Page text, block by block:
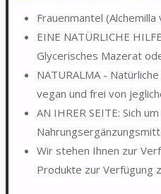
Frauenmantel
EINE NATÜRLICHE
Glycerisches Mazerat
NATURALMA -
vegan und frei von
AN IHRER SEITE: Sich
Wir stehen Ihnen zur
Produkte zur Verfügung